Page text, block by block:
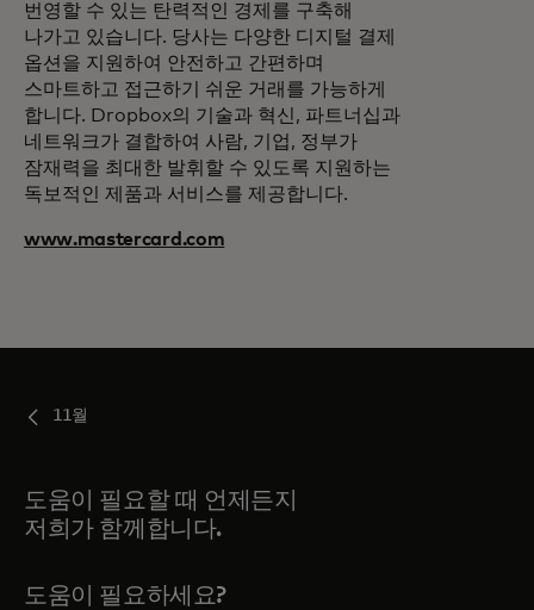
번영할 수 있는 탄력적인 경제를 구축해
나가고 있습니다. 당사는 다양한 디지털 결제
옵션을 지원하여 안전하고 간편하며
스마트하고 접근하기 쉬운 거래를 가능하게
합니다. Dropbox의 기술과 혁신, 파트너십과
네트워크가 결합하여 사람, 기업, 정부가
잠재력을 최대한 발휘할 수 있도록 지원하는
독보적인 제품과 서비스를 제공합니다.
www.mastercard.com
11월
도움이 필요할 때 언제든지
저희가 함께합니다.
도움이 필요하세요?